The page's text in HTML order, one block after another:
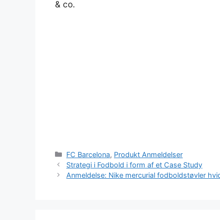
& co.
Kategorier
FC Barcelona, Produkt Anmeldelser
Strategi i Fodbold i form af et Case Study
Anmeldelse: Nike mercurial fodboldstøvler